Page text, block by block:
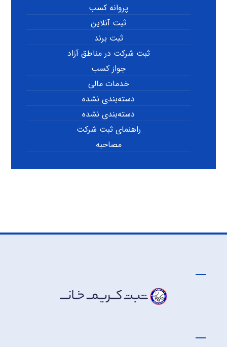
پروانه کسب
ثبت آنلاین
ثبت برند
ثبت شرکت در مناطق آزاد
جواز کسب
خدمات مالی
دسته‌بندی نشده
دسته‌بندی نشده
راهنمای ثبت شرکت
مصاحبه